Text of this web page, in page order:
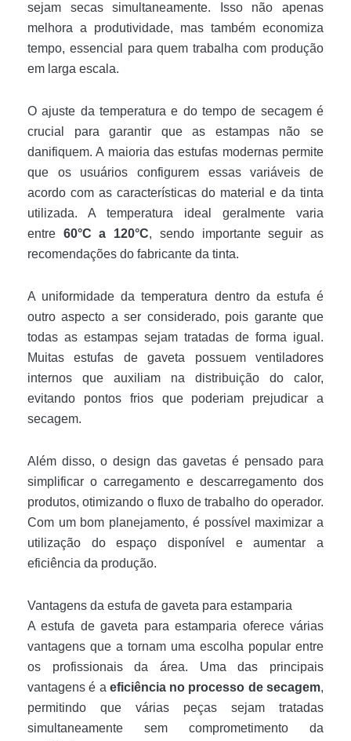
sejam secas simultaneamente. Isso não apenas
melhora a produtividade, mas também economiza
tempo, essencial para quem trabalha com produção
em larga escala.
O ajuste da temperatura e do tempo de secagem é
crucial para garantir que as estampas não se
danifiquem. A maioria das estufas modernas permite
que os usuários configurem essas variáveis de
acordo com as características do material e da tinta
utilizada. A temperatura ideal geralmente varia
entre 60°C a 120°C, sendo importante seguir as
recomendações do fabricante da tinta.
A uniformidade da temperatura dentro da estufa é
outro aspecto a ser considerado, pois garante que
todas as estampas sejam tratadas de forma igual.
Muitas estufas de gaveta possuem ventiladores
internos que auxiliam na distribuição do calor,
evitando pontos frios que poderiam prejudicar a
secagem.
Além disso, o design das gavetas é pensado para
simplificar o carregamento e descarregamento dos
produtos, otimizando o fluxo de trabalho do operador.
Com um bom planejamento, é possível maximizar a
utilização do espaço disponível e aumentar a
eficiência da produção.
Vantagens da estufa de gaveta para estamparia
A estufa de gaveta para estamparia oferece várias
vantagens que a tornam uma escolha popular entre
os profissionais da área. Uma das principais
vantagens é a eficiência no processo de secagem,
permitindo que várias peças sejam tratadas
simultaneamente sem comprometimento da